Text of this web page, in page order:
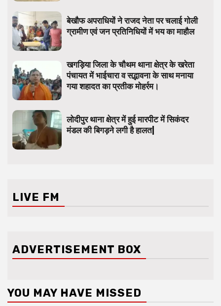
बेखौफ अपराधियों ने राजद नेता पर चलाई गोली
ग्रामीण एवं जन प्रतिनिधियों में भय का माहौल
खगड़िया जिला के चौथम थाना क्षेत्र के खरेता
पंचायत में भाईचारा व सद्भावना के साथ मनाया
गया शहादत का प्रतीक मोहर्रम।
लोदीपुर थाना क्षेत्र में हुई मारपीट में सिकंदर
मंडल की बिगड़ने लगी है हालत|
LIVE FM
ADVERTISEMENT BOX
YOU MAY HAVE MISSED